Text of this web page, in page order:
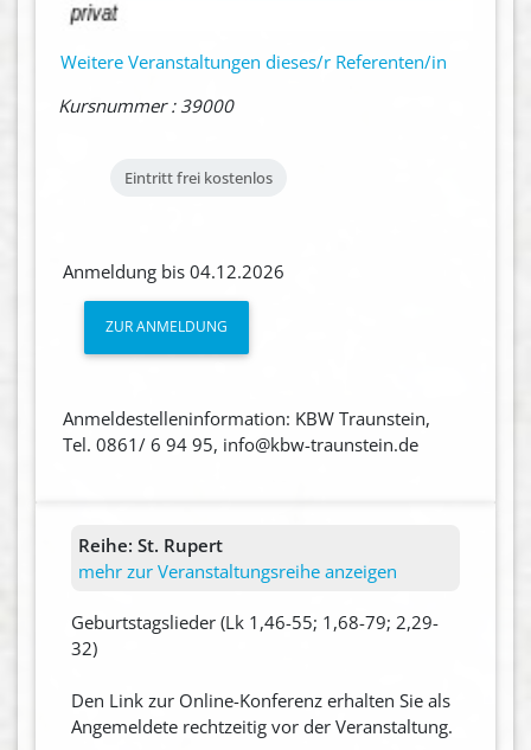
Weitere Veranstaltungen dieses/r Referenten/in
Kursnummer : 39000
Eintritt frei kostenlos
Anmeldung bis 04.12.2026
ZUR ANMELDUNG
Anmeldestelleninformation: KBW Traunstein,
Tel. 0861/ 6 94 95, info@kbw-traunstein.de
Reihe: St. Rupert
mehr zur Veranstaltungsreihe anzeigen
Geburtstagslieder (Lk 1,46-55; 1,68-79; 2,29-
32)
Den Link zur Online-Konferenz erhalten Sie als
Angemeldete rechtzeitig vor der Veranstaltung.